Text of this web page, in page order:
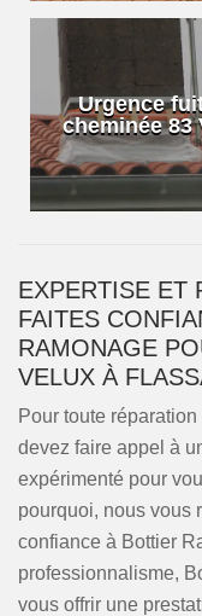
Urgence
cheminée 83
EXPERTISE ET
FAITES
RAMONAGE
VELUX À
Pour toute
devez faire appel à
expérimenté pour
pourquoi, nous vous
confiance à Bottier
professionnalisme,
vous offrir une